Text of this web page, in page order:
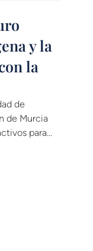
y la
la
de
de Murcia
para...